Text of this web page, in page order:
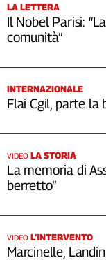
LA LETTERA
Il Nobel Parisi:
comunità”
INTERNAZIONALE
Flai Cgil, parte la
VIDEO LA STORIA
La memoria di
berretto”
VIDEO L’INTERVENTO
Marcinelle,